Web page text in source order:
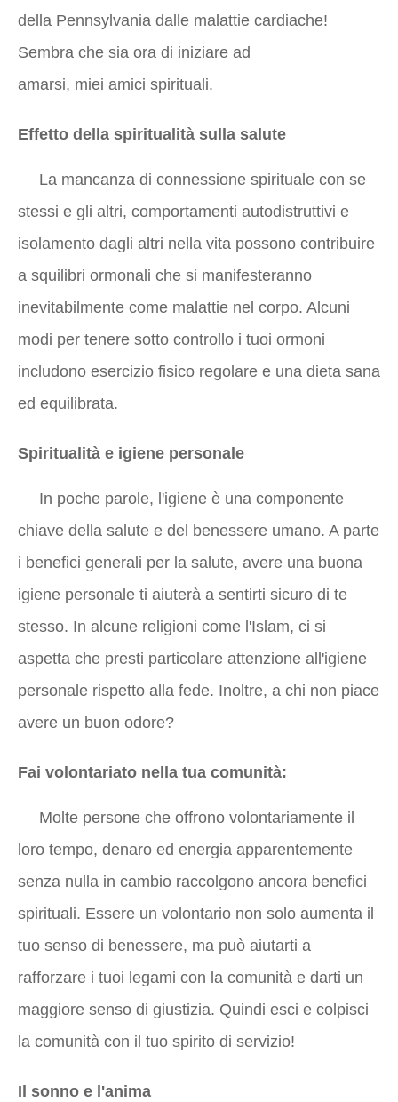
della Pennsylvania dalle malattie cardiache!
Sembra che sia ora di iniziare ad
amarsi, miei amici spirituali.
Effetto della spiritualità sulla salute
La mancanza di connessione spirituale con se
stessi e gli altri, comportamenti autodistruttivi e
isolamento dagli altri nella vita possono contribuire
a squilibri ormonali che si manifesteranno
inevitabilmente come malattie nel corpo. Alcuni
modi per tenere sotto controllo i tuoi ormoni
includono esercizio fisico regolare e una dieta sana
ed equilibrata.
Spiritualità e igiene personale
In poche parole, l'igiene è una componente
chiave della salute e del benessere umano. A parte
i benefici generali per la salute, avere una buona
igiene personale ti aiuterà a sentirti sicuro di te
stesso. In alcune religioni come l'Islam, ci si
aspetta che presti particolare attenzione all'igiene
personale rispetto alla fede. Inoltre, a chi non piace
avere un buon odore?
Fai volontariato nella tua comunità:
Molte persone che offrono volontariamente il
loro tempo, denaro ed energia apparentemente
senza nulla in cambio raccolgono ancora benefici
spirituali. Essere un volontario non solo aumenta il
tuo senso di benessere, ma può aiutarti a
rafforzare i tuoi legami con la comunità e darti un
maggiore senso di giustizia. Quindi esci e colpisci
la comunità con il tuo spirito di servizio!
Il sonno e l'anima